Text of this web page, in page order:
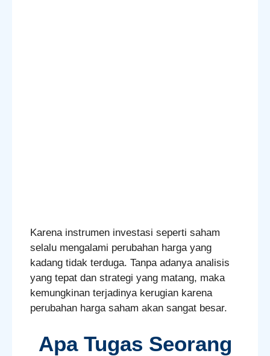
Karena instrumen investasi seperti saham
selalu mengalami perubahan harga yang
kadang tidak terduga. Tanpa adanya analisis
yang tepat dan strategi yang matang, maka
kemungkinan terjadinya kerugian karena
perubahan harga saham akan sangat besar.
Apa Tugas Seorang